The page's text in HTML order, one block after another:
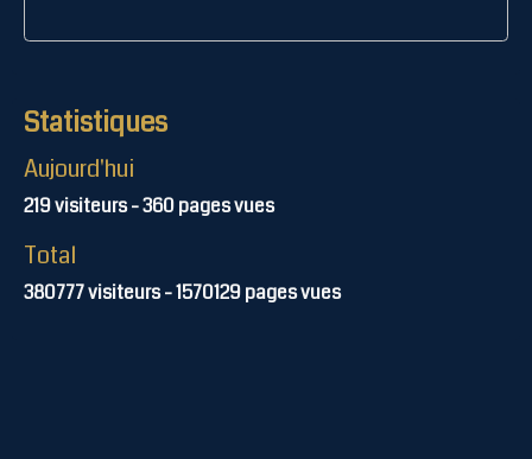
Statistiques
Aujourd'hui
219visiteurs -360pages vues
Total
380777visiteurs -1570129pages vues